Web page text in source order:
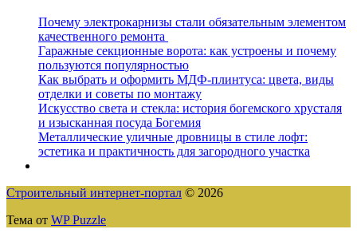
Почему электрокарнизы стали обязательным элементом
качественного ремонта
Гаражные секционные ворота: как устроены и почему
пользуются популярностью
Как выбрать и оформить МДФ-плинтуса: цвета, виды
отделки и советы по монтажу
Искусство света и стекла: история богемского хрусталя
и изысканная посуда Богемия
Металлические уличные дровницы в стиле лофт:
эстетика и практичность для загородного участка
Строительный интернет-портал © 2026
Тема от WP Puzzle